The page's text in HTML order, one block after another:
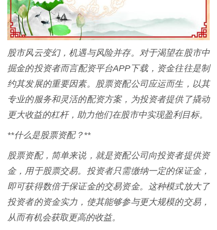
股市风云变幻，机遇与风险并存。对于渴望在股市中
掘金的投资者而言配资平台APP下载，资金往往是制
约其发展的重要因素。股票资配公司应运而生，以其
专业的服务和灵活的配资方案，为投资者提供了撬动
更大收益的杠杆，助力他们在股市中实现盈利目标。
**什么是股票资配？**
股票资配，简单来说，就是资配公司向投资者提供资
金，用于股票交易。投资者只需缴纳一定的保证金，
即可获得数倍于保证金的交易资金。这种模式放大了
投资者的资金实力，使其能够参与更大规模的交易，
从而有机会获取更高的收益。